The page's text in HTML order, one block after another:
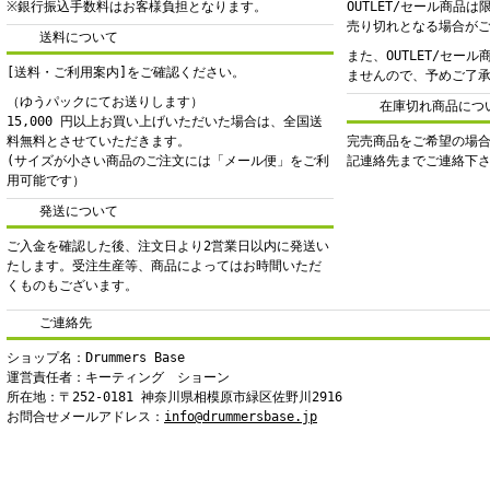
※銀行振込手数料はお客様負担となります。
送料について
[送料・ご利用案内]をご確認ください。
（ゆうパックにてお送りします）
15,000 円以上お買い上げいただいた場合は、全国送
料無料とさせていただきます。
(サイズが小さい商品のご注文には「メール便」をご利
用可能です）
発送について
ご入金を確認した後、注文日より2営業日以内に発送い
たします。受注生産等、商品によってはお時間いただ
くものもございます。
OUTLET/セール商品は
売り切れとなる場合が
また、OUTLET/セール
ませんので、予めご了
在庫切れ商品につ
完売商品をご希望の場
記連絡先までご連絡下
ご連絡先
ショップ名：Drummers Base
運営責任者：キーティング ショーン
所在地：〒252-0181 神奈川県相模原市緑区佐野川2916
お問合せメールアドレス： info@drummersbase.jp